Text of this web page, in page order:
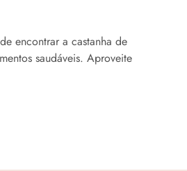
encontrar a castanha de
saudáveis. Aproveite